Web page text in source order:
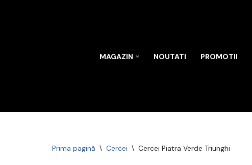
MAGAZIN NOUTATI PROMOTII
Prima pagină \ Cercei \ Cercei Piatra Verde Triunghi